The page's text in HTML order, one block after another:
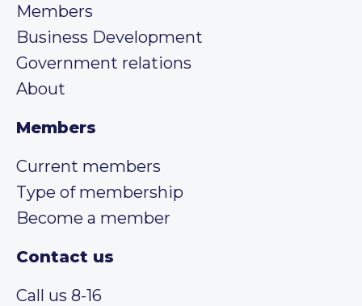
Members
Business Development
Government relations
About
Members
Current members
Type of membership
Become a member
Contact us
Call us 8-16